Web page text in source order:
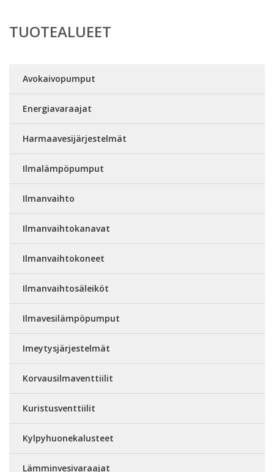
TUOTEALUEET
Avokaivopumput
Energiavaraajat
Harmaavesijärjestelmät
Ilmalämpöpumput
Ilmanvaihto
Ilmanvaihtokanavat
Ilmanvaihtokoneet
Ilmanvaihtosäleiköt
Ilmavesilämpöpumput
Imeytysjärjestelmät
Korvausilmaventtiilit
Kuristusventtiilit
Kylpyhuonekalusteet
Lämminvesivaraajat